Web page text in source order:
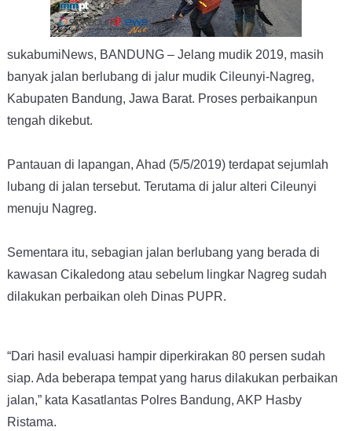
sukabumiNews, BANDUNG – Jelang mudik 2019, masih
banyak jalan berlubang di jalur mudik Cileunyi-Nagreg,
Kabupaten Bandung, Jawa Barat. Proses perbaikanpun
tengah dikebut.
Pantauan di lapangan, Ahad (5/5/2019) terdapat sejumlah
lubang di jalan tersebut. Terutama di jalur alteri Cileunyi
menuju Nagreg.
Sementara itu, sebagian jalan berlubang yang berada di
kawasan Cikaledong atau sebelum lingkar Nagreg sudah
dilakukan perbaikan oleh Dinas PUPR.
“Dari hasil evaluasi hampir diperkirakan 80 persen sudah
siap. Ada beberapa tempat yang harus dilakukan perbaikan
jalan,” kata Kasatlantas Polres Bandung, AKP Hasby
Ristama.